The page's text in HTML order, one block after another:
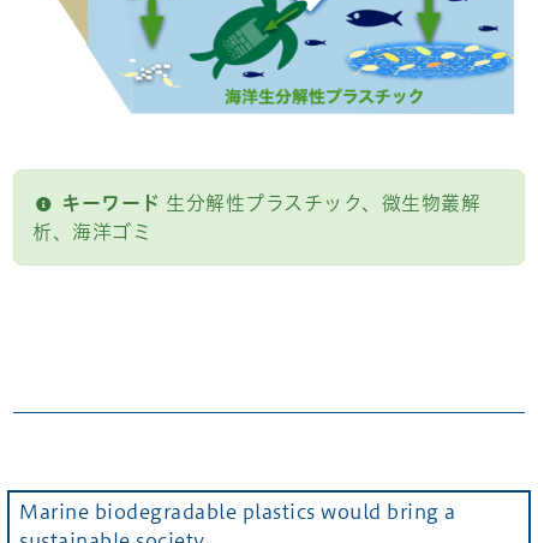
キーワード 生分解性プラスチック、微生物叢解
析、海洋ゴミ
Marine biodegradable plastics would bring a